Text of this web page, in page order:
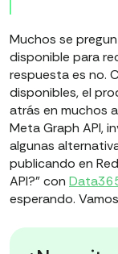
Muchos se
disponible para
respuesta es no.
disponibles, el
atrás en muchos
Meta Graph API,
algunas
publicando en
API?” con
esperando.